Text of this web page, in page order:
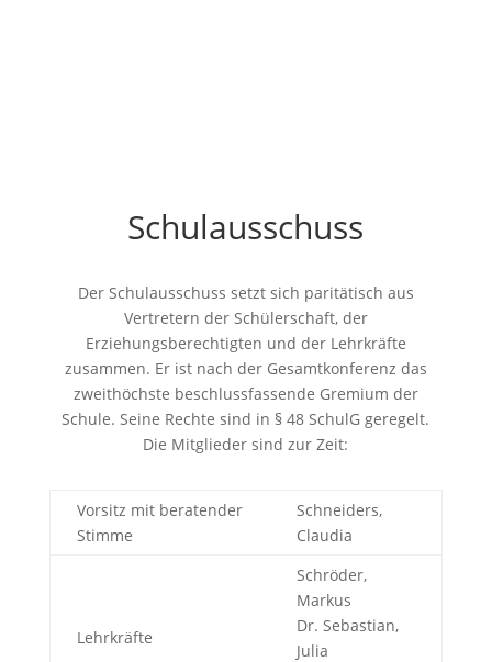
Schulausschuss
Der Schulausschuss setzt sich paritätisch aus
Vertretern der Schülerschaft, der
Erziehungsberechtigten und der Lehrkräfte
zusammen. Er ist nach der Gesamtkonferenz das
zweithöchste beschlussfassende Gremium der
Schule. Seine Rechte sind in § 48 SchulG geregelt.
Die Mitglieder sind zur Zeit:
Vorsitz mit beratender
Stimme
Schneiders,
Claudia
Lehrkräfte
Schröder,
Markus
Dr. Sebastian,
Julia